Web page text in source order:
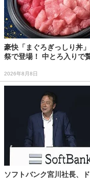
豪快「まぐろぎっしり丼
祭で登場！ 中とろ入りで
2026年8月8日
ソフトバンク宮川社長、